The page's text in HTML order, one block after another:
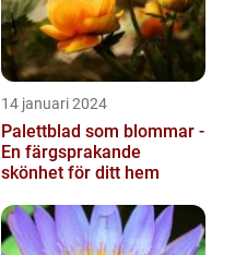
14 januari 2024
Palettblad som blommar -
En färgsprakande
skönhet för ditt hem